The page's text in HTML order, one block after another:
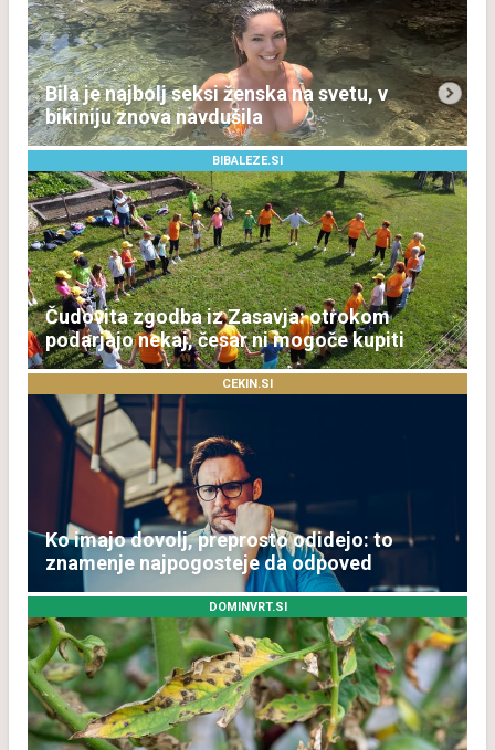
Bila je najbolj seksi ženska na svetu, v
bikiniju znova navdušila
BIBALEZE.SI
Čudovita zgodba iz Zasavja: otrokom
podarjajo nekaj, česar ni mogoče kupiti
CEKIN.SI
Ko imajo dovolj, preprosto odidejo: to
znamenje najpogosteje da odpoved
DOMINVRT.SI